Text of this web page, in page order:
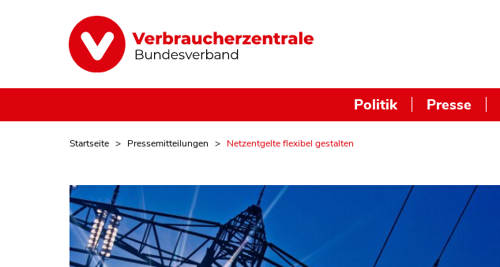
Politik Presse
Startseite Pressemitteilungen Netzentgelte flexibel gestalten